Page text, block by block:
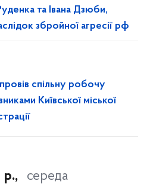
та Івана Дзюби,
збройної агресії рф
спільну робочу
Київської міської
р., середа